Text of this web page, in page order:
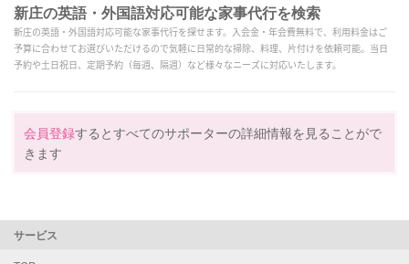
新庄の英語・外国語対応可能な家事代行を検索
新庄の英語・外国語対応可能な家事代行を探せます。入会金・年会費無料で、利用料金はご
予算に合わせてお選びいただけるので気軽に日常的な掃除、料理、片付けを依頼可能。当日
予約や土日祝日、定期予約（毎週、隔週）など様々なニーズに対応いたします。
会員登録するとすべてのサポーターの詳細情報を見ることがで
きます
サービス